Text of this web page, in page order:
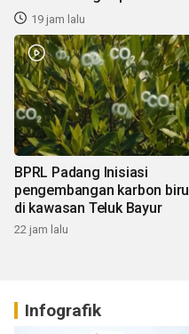
19 jam lalu
BPRL Padang Inisiasi
pengembangan karbon biru
di kawasan Teluk Bayur
22 jam lalu
Infografik